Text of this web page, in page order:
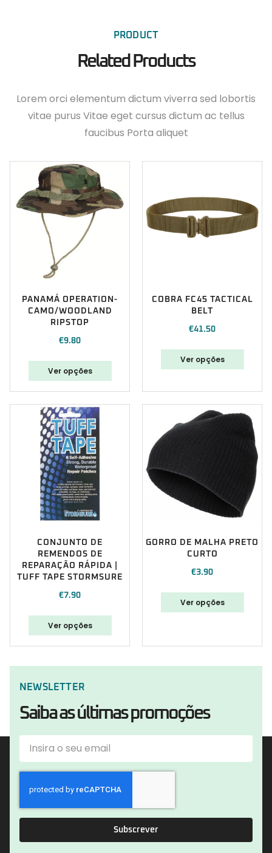
PRODUCT
Related Products
Lorem orci elementum dictum viverra sed lobortis
vitae purus Vitae eget cursus dictum ac tellus
faucibus Porta aliquet
PANAMÁ OPERATION-
CAMO/WOODLAND
RIPSTOP
€9.80
Ver opções
COBRA FC45 TACTICAL
BELT
€41.50
Ver opções
CONJUNTO DE
REMENDOS DE
REPARAÇÃO RÁPIDA |
TUFF TAPE STORMSURE
€7.90
Ver opções
GORRO DE MALHA PRETO
CURTO
€3.90
Ver opções
NEWSLETTER
Saiba as últimas promoções
Subscrever